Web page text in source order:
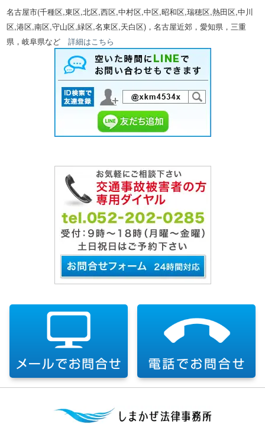
名古屋市(千種区,東区,北区,西区,中村区,中区,昭和区,瑞穂区,熱田区,中川
区,港区,南区,守山区,緑区,名東区,天白区)，名古屋近郊，愛知県，三重
県，岐阜県など詳細はこちら